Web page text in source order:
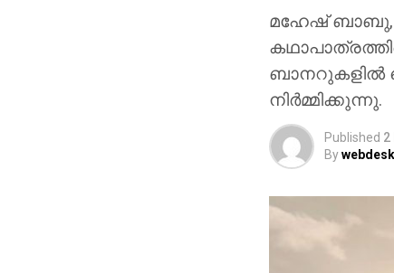
മഹേഷ് ബാബു,
ബാനറുകളിൽ
നിർമ്മിക്കുന്നു.
Published 2
By